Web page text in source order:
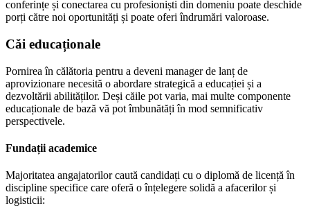
conferințe și conectarea cu profesioniști din domeniu poate deschide
porți către noi oportunități și poate oferi îndrumări valoroase.
Căi educaționale
Pornirea în călătoria pentru a deveni manager de lanț de
aprovizionare necesită o abordare strategică a educației și a
dezvoltării abilităților. Deși căile pot varia, mai multe componente
educaționale de bază vă pot îmbunătăți în mod semnificativ
perspectivele.
Fundații academice
Majoritatea angajatorilor caută candidați cu o diplomă de licență în
discipline specifice care oferă o înțelegere solidă a afacerilor și
logisticii: